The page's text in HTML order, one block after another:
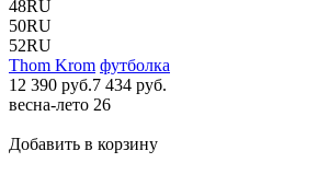
48RU
50RU
52RU
Thom Krom футболка
12 390 руб.7 434 руб.
весна-лето 26
Добавить в корзину